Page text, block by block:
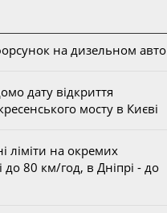
на дизельном авто
дату відкриття
мосту в Києві
ліміти на окремих
до 80 км/год, в Дніпрі - до